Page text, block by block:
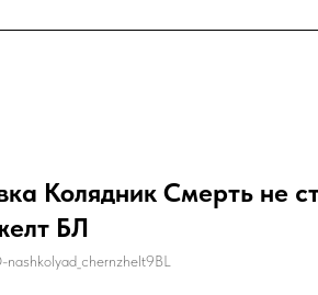
Колядник Смерть не
БЛ
nashkolyad_chernzhelt9BL